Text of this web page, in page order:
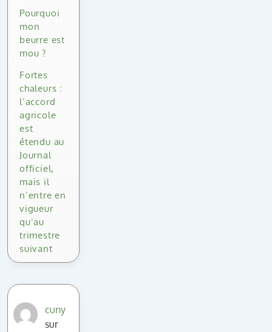
Pourquoi
mon
beurre est
mou ?
Fortes
chaleurs :
l’accord
agricole
est
étendu au
Journal
officiel,
mais il
n’entre en
vigueur
qu’au
trimestre
suivant
cuny
sur